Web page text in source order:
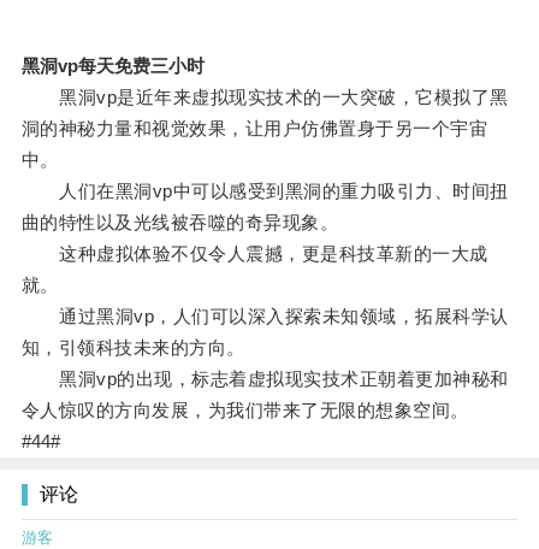
黑洞vp每天免费三小时
黑洞vp是近年来虚拟现实技术的一大突破，它模拟了黑
洞的神秘力量和视觉效果，让用户仿佛置身于另一个宇宙
中。
人们在黑洞vp中可以感受到黑洞的重力吸引力、时间扭
曲的特性以及光线被吞噬的奇异现象。
这种虚拟体验不仅令人震撼，更是科技革新的一大成
就。
通过黑洞vp，人们可以深入探索未知领域，拓展科学认
知，引领科技未来的方向。
黑洞vp的出现，标志着虚拟现实技术正朝着更加神秘和
令人惊叹的方向发展，为我们带来了无限的想象空间。
#44#
评论
游客